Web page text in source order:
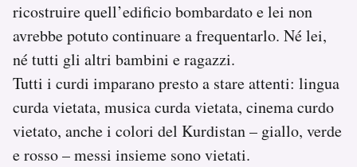
ricostruire quell’edificio bombardato e lei non
avrebbe potuto continuare a frequentarlo. Né lei,
né tutti gli altri bambini e ragazzi.
Tutti i curdi imparano presto a stare attenti: lingua
curda vietata, musica curda vietata, cinema curdo
vietato, anche i colori del Kurdistan – giallo, verde
e rosso – messi insieme sono vietati.